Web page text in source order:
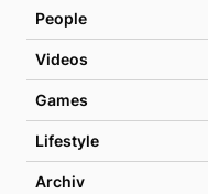
People
Videos
Games
Lifestyle
Archiv